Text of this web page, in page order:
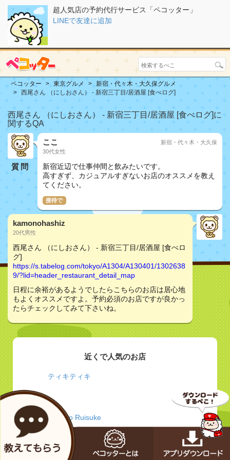
超人気店の予約代行サービス「ペコッター」
LINEで友達に追加
ペコッター 東京グルメ
新宿・代々木・大久保グルメ
西尾さん （にしおさん） - 新宿三丁目/居酒屋 [食べログ]
西尾さん （にしおさん） - 新宿三丁目/居酒屋 [食べログ]に
関するQA
質問
ここ
30代女性
新宿・代々木・大久保
新宿近辺で仕事仲間と飲みたいです。
高すぎず、カジュアルすぎないお店のオススメを教え
てください。
接待で
kamonohashiz
20代男性
西尾さん （にしおさん） - 新宿三丁目/居酒屋 [食べロ
グ]
https://s.tabelog.com/tokyo/A1304/A130401/1302638
9/?lid=header_restaurant_detail_map
日程に余裕があるようでしたらこちらのお店は居心地
もよくオススメですよ。予約必須のお店ですが良かっ
たらチェックしてみて下さいね。
近くで人気のお店
ティキティキ
wine no Ruisuke